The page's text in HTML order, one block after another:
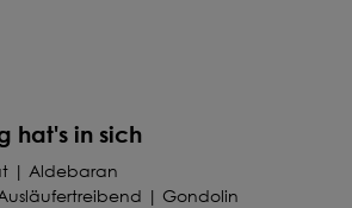
hat's in sich
| Aldebaran
| Gondolin